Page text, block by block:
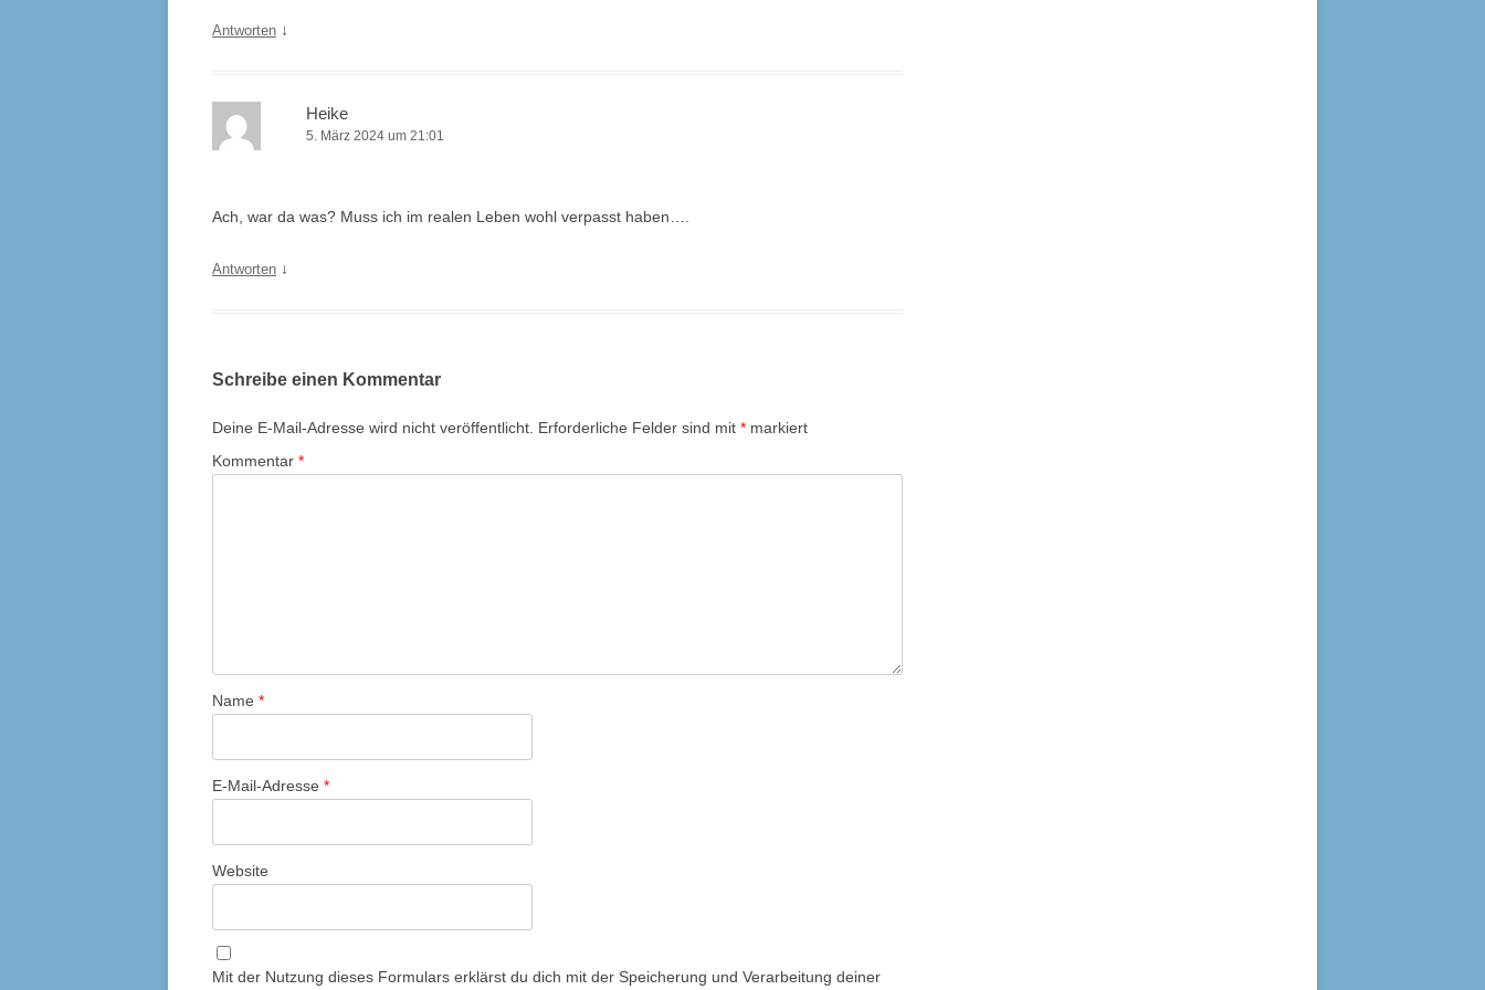
Antworten ↓
Heike
5. März 2024 um 21:01
Ach, war da was? Muss ich im realen Leben wohl verpasst haben….
Antworten ↓
Schreibe einen Kommentar
Deine E-Mail-Adresse wird nicht veröffentlicht. Erforderliche Felder sind mit * markiert
Kommentar *
Name *
E-Mail-Adresse *
Website
Mit der Nutzung dieses Formulars erklärst du dich mit der Speicherung und Verarbeitung deiner